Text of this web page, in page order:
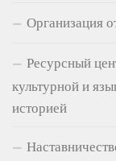
Организация
Ресурсный
культурной и
историей